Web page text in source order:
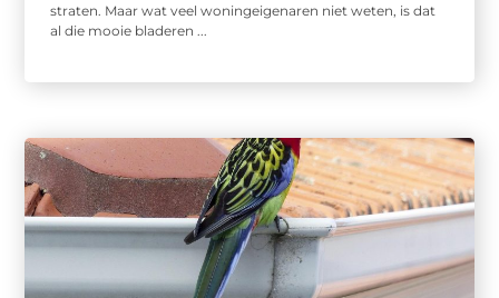
straten. Maar wat veel woningeigenaren niet weten, is dat
al die mooie bladeren ...